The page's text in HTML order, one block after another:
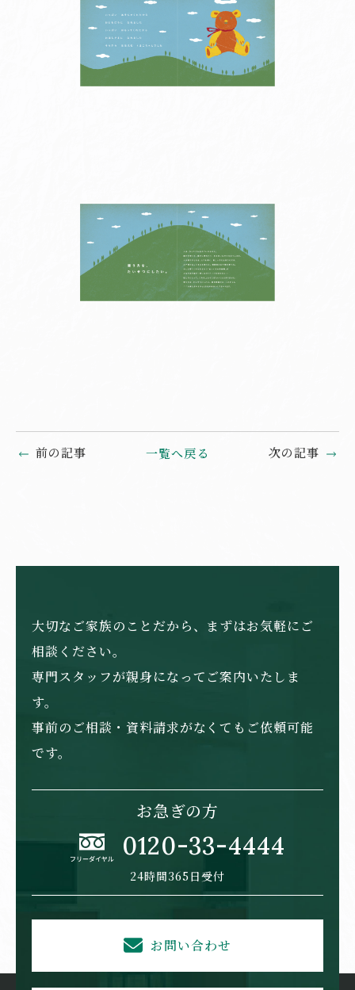
前の記事 一覧へ戻る 次の記事
大切なご家族のことだから、まずはお気軽にご
相談ください。
専門スタッフが親身になってご案内いたしま
す。
事前のご相談・資料請求がなくてもご依頼可能
です。
お急ぎの方
0120-33-4444
24時間365日受付
お問い合わせ